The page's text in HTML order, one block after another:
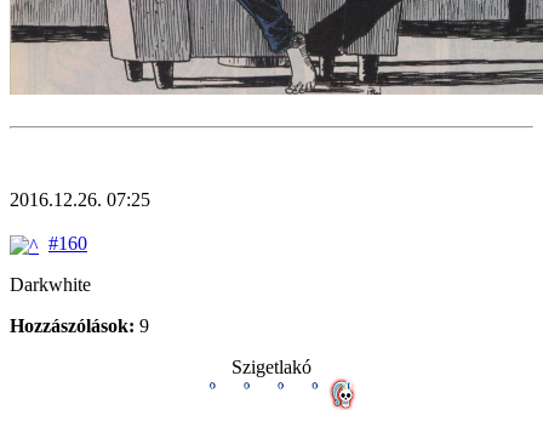
2016.12.26. 07:25
#160
Darkwhite
Hozzászólások: 9
Szigetlakó